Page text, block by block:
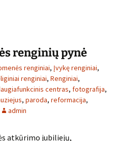
renginių pynė
renginiai, Įvykę renginiai,
renginiai, Renginiai,
centras, fotografija,
, paroda, reformacija,
admin
atkūrimo jubiliejų,